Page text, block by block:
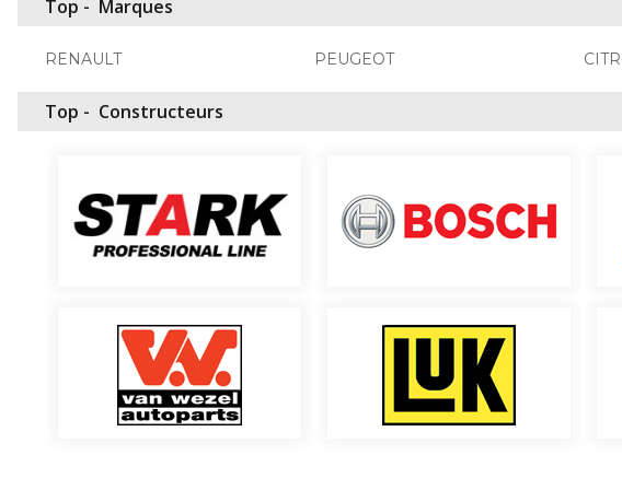
Top - Marques
RENAULT PEUGEOT
Top - Constructeurs